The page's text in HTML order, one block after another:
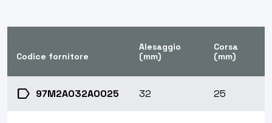
Codice fornitore
Alesaggio
(mm)
Corsa
(mm)
label 97M2A032A0025 32 25